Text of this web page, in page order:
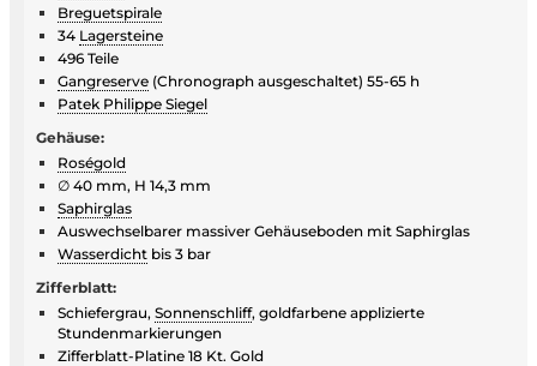
Breguetspirale
34 Lagersteine
496 Teile
Gangreserve (Chronograph ausgeschaltet) 55-65 h
Patek Philippe Siegel
Gehäuse:
Roségold
∅ 40 mm, H 14,3 mm
Saphirglas
Auswechselbarer massiver Gehäuseboden mit Saphirglas
Wasserdicht bis 3 bar
Zifferblatt:
Schiefergrau, Sonnenschliff, goldfarbene applizierte
Stundenmarkierungen
Zifferblatt-Platine 18 Kt. Gold